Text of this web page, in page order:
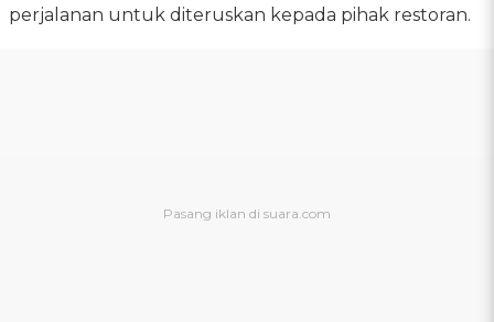
perjalanan untuk diteruskan kepada pihak restoran.